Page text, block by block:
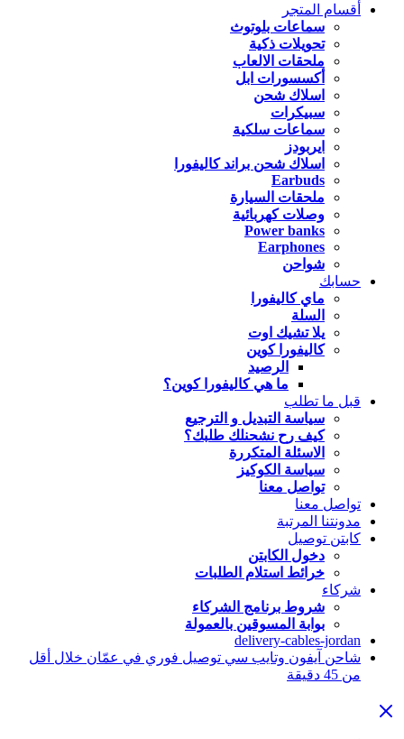
أقسام المتجر
سماعات بلوتوث
تحويلات ذكية
ملحقات الالعاب
أكسسورات ابل
اسلاك شحن
سبيكرات
سماعات سلكية
ايربودز
اسلاك شحن براند كاليفورا
Earbuds
ملحقات السيارة
وصلات كهربائية
Power banks
Earphones
شواحن
حسابك
ماي كاليفورا
السلة
يلا تشيك اوت
كاليفورا كوين
الرصيد
ما هي كاليفورا كوين؟
قبل ما تطلب
سياسة التبديل و الترجيع
كيف رح نشحنلك طلبك؟
الاسئلة المتكررة
سياسة الكوكيز
تواصل معنا
تواصل معنا
مدونتنا المرتبة
كابتن توصيل
دخول الكابتن
خرائط استلام الطلبات
شركاء
شروط برنامج الشركاء
بوابة المسوقين بالعمولة
delivery-cables-jordan
شاحن آيفون وتايب سي توصيل فوري في عمّان خلال أقل
من 45 دقيقة